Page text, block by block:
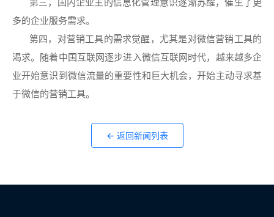
多的企业服务需求。
第四，对营销工具的需求觉醒，尤其是对微信营销工具的
渴求。随着中国互联网逐步进入微信互联网时代，越来越多企
业开始意识到微信流量的重要性和巨大机会，开始主动寻求基
于微信的营销工具。
← 返回新闻列表